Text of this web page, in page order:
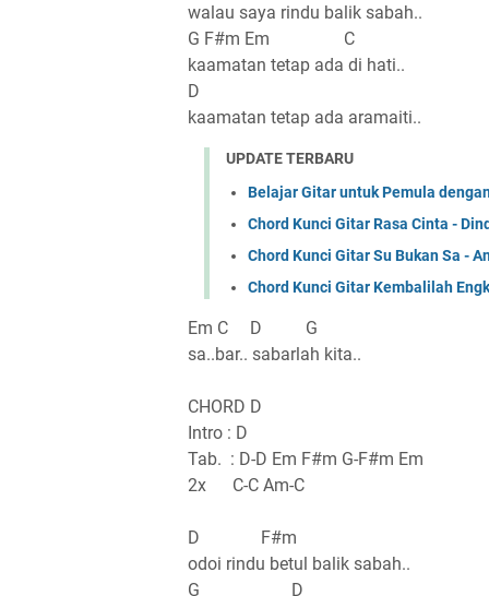
walau saya rindu balik sabah..
G F#m Em C
kaamatan tetap ada di hati..
D
kaamatan tetap ada aramaiti..
UPDATE TERBARU
Belajar Gitar untuk Pemula
Chord Kunci Gitar Rasa Cinta -
Chord Kunci Gitar Su Bukan Sa -
Chord Kunci Gitar Kembalilah
Em C D G
sa..bar.. sabarlah kita..
CHORD D
Intro : D
Tab. : D-D Em F#m G-F#m Em
2x C-C Am-C
D F#m
odoi rindu betul balik sabah..
G D